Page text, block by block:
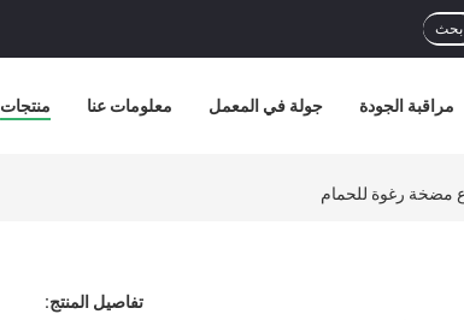
بحث
منتجات معلومات عنا جولة في المعمل مراقبة الجودة
تفاصيل المنتج: